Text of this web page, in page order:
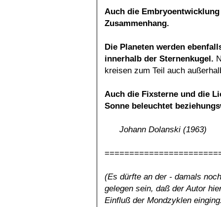
Auch die
Zusammenhang.
Die Planeten werden
innerhalb der Sternenkugel.
kreisen zum Teil auch
Auch die Fixsterne und die
Sonne beleuchtet
Johann Dolanski (1963)
(Es dürfte an der - damals
gelegen sein, daß der Autor
Einfluß der Mondzyklen